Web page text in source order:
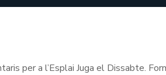
per a l’Esplai Juga el Dissabte.